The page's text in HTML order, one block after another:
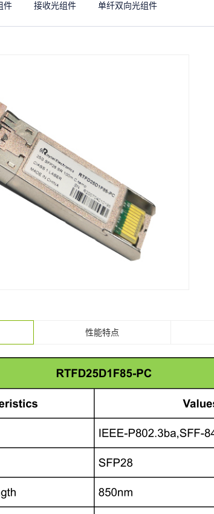
件 接收光组件 单纤双向光组件
性能特点